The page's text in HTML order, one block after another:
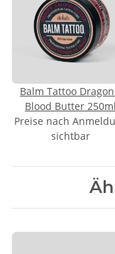
Balm Tattoo
Blood Butter 250ml
Preise nach
sichtbar